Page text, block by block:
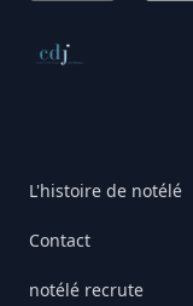
Conseil de
L'histoire de notélé
Contact
notélé recrute